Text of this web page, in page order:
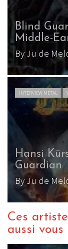
Hansi
By Ju de
INTERVIEW METAL
Hansi
By
Ces
aussi vous